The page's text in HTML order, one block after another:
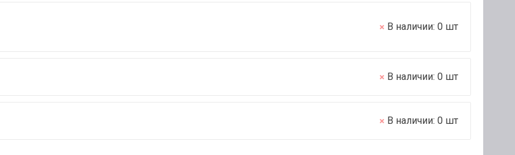
В наличии: 0 шт
В наличии: 0 шт
В наличии: 0 шт